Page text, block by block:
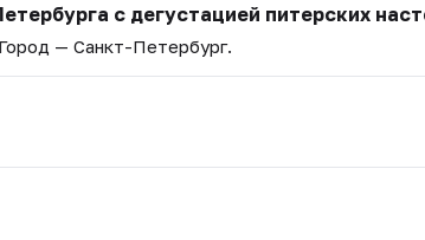
с дегустацией питерских
— Санкт-Петербург.